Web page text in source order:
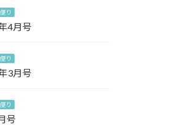
り
4月号
り
3月号
り
号